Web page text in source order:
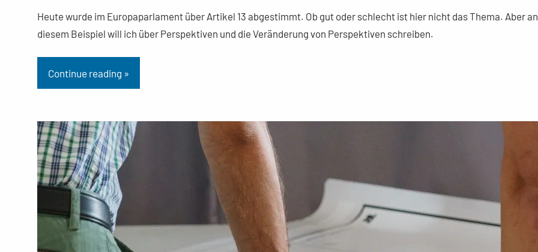
Heute wurde im Europaparlament über Artikel 13 abgestimmt. Ob gut oder schlecht ist hier nicht das Thema. Aber an
diesem Beispiel will ich über Perspektiven und die Veränderung von Perspektiven schreiben.
Continue reading »